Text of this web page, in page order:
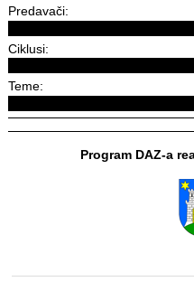
Predavači:
Ciklusi:
Teme:
Program DAZ-a